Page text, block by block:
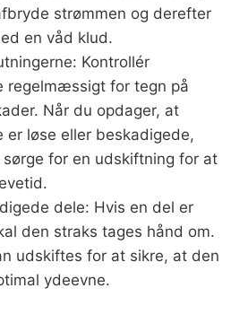
strømmen og derefter
en våd klud.
Kontrollér
regelmæssigt for tegn på
Når du opdager, at
er løse eller beskadigede,
for en udskiftning for at
dele: Hvis en del er
den straks tages hånd om.
udskiftes for at sikre, at den
ydeevne.